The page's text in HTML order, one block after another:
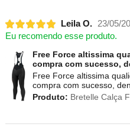
Leila O.
23/05/
Eu recomendo esse produto.
Free Force altissima
compra com sucesso,
Free Force altissima
compra com sucesso,
Produto: Bretelle Calça